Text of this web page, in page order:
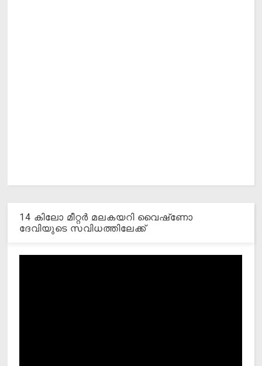
14 കിലോ മീറ്റര്‍ മലകയറി വൈഷ്‌ണോ
ദേവിയുടെ സവിധത്തിലേക്ക്